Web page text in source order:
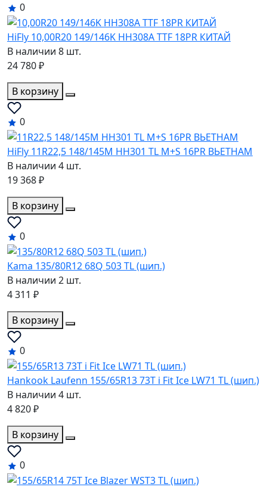
0
HiFly 10,00R20 149/146K HH308A TTF 18PR КИТАЙ
В наличии 8 шт.
24 780 ₽
В корзину
0
HiFly 11R22,5 148/145M HH301 TL M+S 16PR ВЬЕТНАМ
В наличии 4 шт.
19 368 ₽
В корзину
0
Kama 135/80R12 68Q 503 TL (шип.)
В наличии 2 шт.
4 311 ₽
В корзину
0
Hankook Laufenn 155/65R13 73T i Fit Ice LW71 TL (шип.)
В наличии 4 шт.
4 820 ₽
В корзину
0